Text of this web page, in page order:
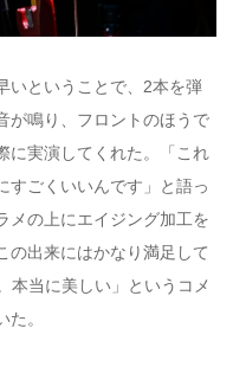
いということで、2本を弾
が鳴り、フロントのほうで
に実演してくれた。「これ
すごくいいんです」と語っ
メの上にエイジング加工を
の出来にはかなり満足して
本当に美しい」というコメ
。